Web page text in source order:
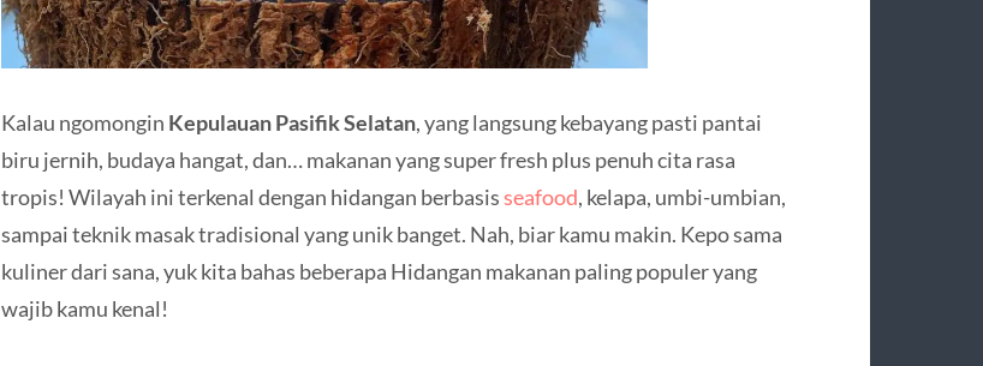
Kalau ngomongin Kepulauan Pasifik Selatan, yang langsung kebayang pasti pantai
biru jernih, budaya hangat, dan… makanan yang super fresh plus penuh cita rasa
tropis! Wilayah ini terkenal dengan hidangan berbasisseafood, kelapa, umbi-umbian,
sampai teknik masak tradisional yang unik banget. Nah, biar kamu makin. Kepo sama
kuliner dari sana, yuk kita bahas beberapa Hidangan makanan paling populer yang
wajib kamu kenal!